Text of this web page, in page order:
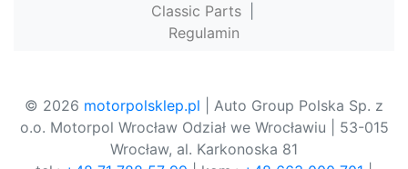
Classic Parts
Regulamin
© 2026 motorpolsklep.pl | Auto Group Polska Sp. z
o.o. Motorpol Wrocław Odział we Wrocławiu | 53-015
Wrocław, al. Karkonoska 81